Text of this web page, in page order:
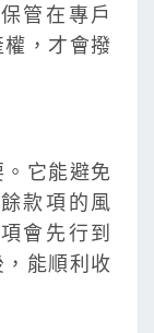
管在專戶
，才會撥
它能避免
款項的風
會先行到
能順利收